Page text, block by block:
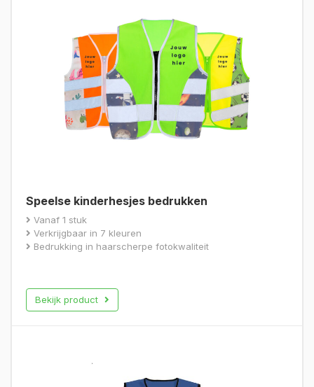
Speelse kinderhesjes bedrukken
Vanaf 1 stuk
Verkrijgbaar in 7 kleuren
Bedrukking in haarscherpe fotokwaliteit
Bekijk product